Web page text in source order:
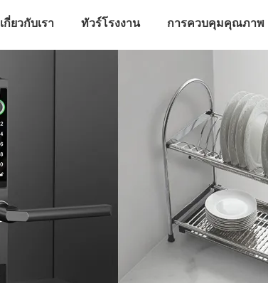
เกี่ยวกับเรา ทัวร์โรงงาน การควบคุมคุณภาพ